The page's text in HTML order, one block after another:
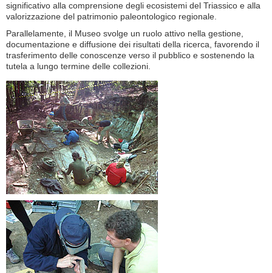
significativo alla comprensione degli ecosistemi del Triassico e alla
valorizzazione del patrimonio paleontologico regionale.
Parallelamente, il Museo svolge un ruolo attivo nella gestione,
documentazione e diffusione dei risultati della ricerca, favorendo il
trasferimento delle conoscenze verso il pubblico e sostenendo la
tutela a lungo termine delle collezioni.